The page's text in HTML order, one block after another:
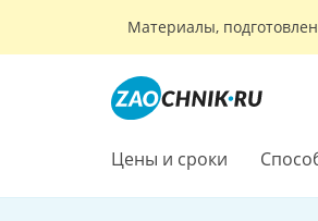
Материалы,
Цены и сроки